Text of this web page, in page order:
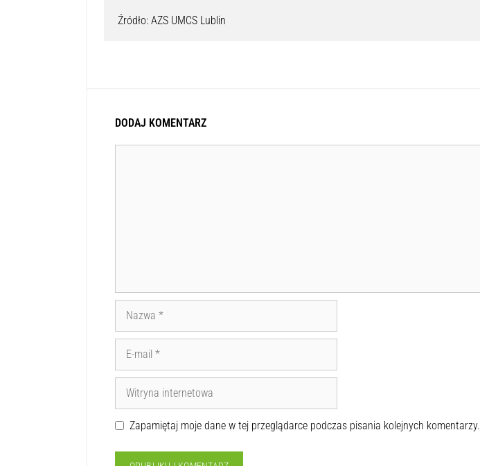
Źródło: AZS UMCS Lublin
DODAJ KOMENTARZ
Zapamiętaj moje dane w tej przeglądarce podczas pisania kolejnych komentarzy.